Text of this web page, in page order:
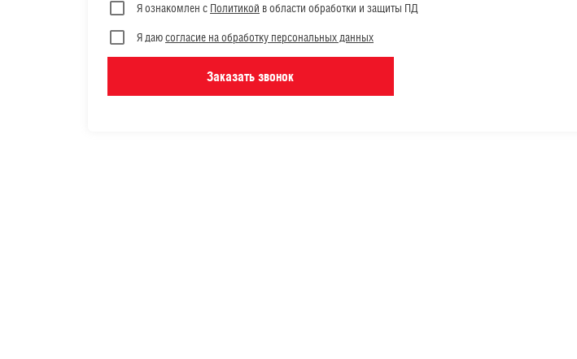
Я ознакомлен с Политикой в области обработки и защиты ПД
Я даюсогласие на обработку персональных данных
Заказать звонок